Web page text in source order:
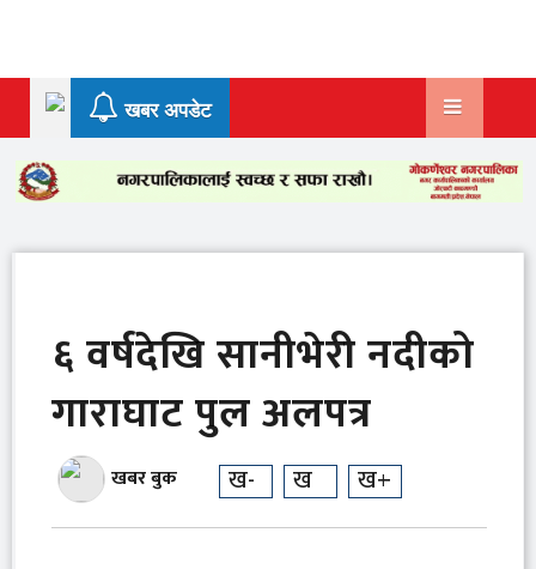
content
खबर अपडेट
६ वर्षदेखि सानीभेरी नदीको
गाराघाट पुल अलपत्र
खबर बुक ख- ख ख+